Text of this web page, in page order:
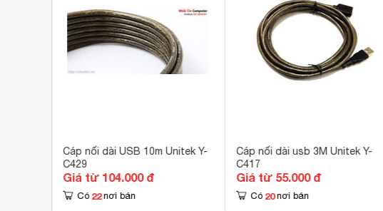
Cáp nối dài USB 10m Unitek Y-
C429
Giá từ 104.000 đ
Có 22 nơi bán
Cáp nối dài usb 3M Unitek Y-
C417
Giá từ 55.000 đ
Có 20 nơi bán